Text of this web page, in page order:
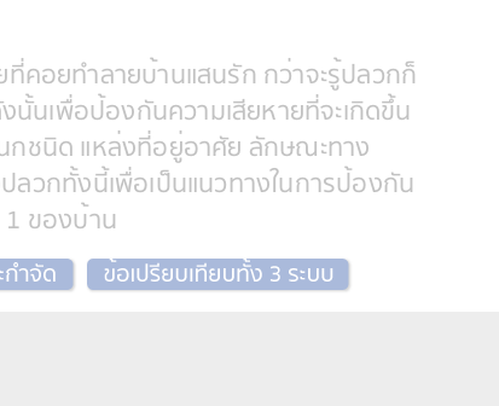
คอยทำลายบ้านแสนรัก กว่าจะรู้ปลวกก็
นั้นเพื่อป้องกันความเสียหายที่จะเกิดขึ้น
กชนิด แหล่งที่อยู่อาศัย ลักษณะทาง
วก ทั้งนี้เพื่อเป็นแนวทางในการป้องกัน
ของบ้าน